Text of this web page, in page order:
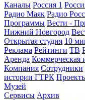
Каналы Россия 1
Радио Маяк Радио
Программы Вести -
Нижний Новгород
Открытая студия 10
Реклама Рейтинги ТВ
Аренда Коммерческая
Компания Сотрудники
истории ГТРК
Музей
Сервисы Архив